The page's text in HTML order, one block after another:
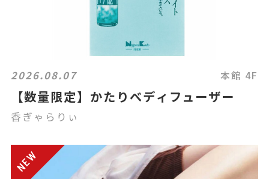
2026.08.07 本館 4F
【数量限定】かたりべディフューザー
香ぎゃらりぃ